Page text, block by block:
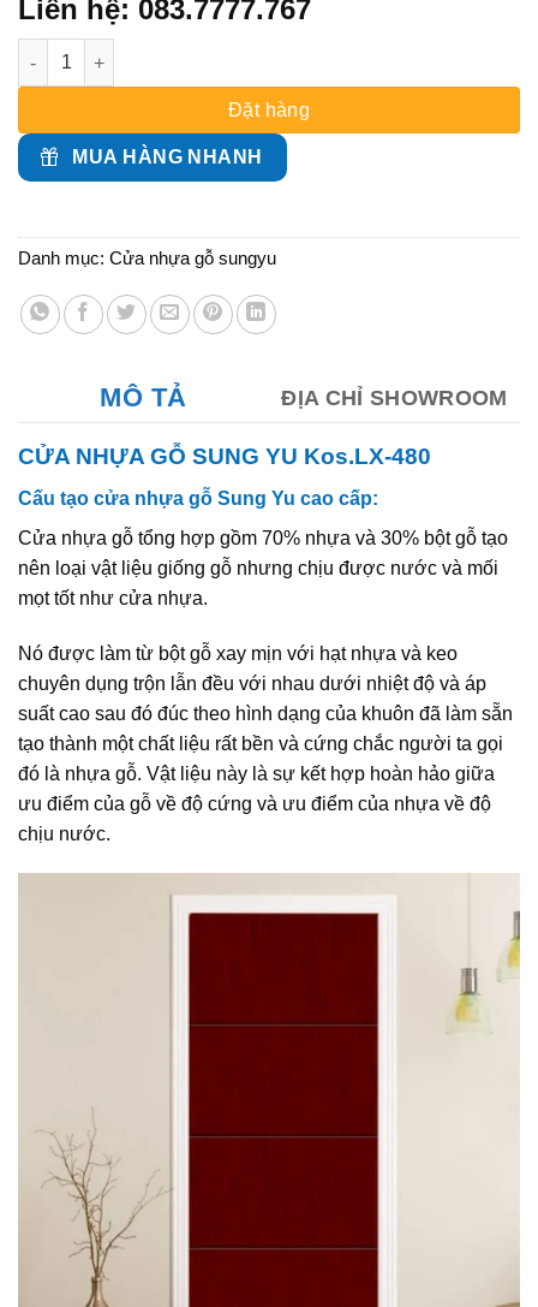
Liên hệ: 083.7777.767
CỬA NHỰA GỖ SUNG YU Kos.LX-480 số lượng
Đặt hàng
MUA HÀNG NHANH
Danh mục: Cửa nhựa gỗ sungyu
MÔ TẢ ĐỊA CHỈ SHOWROOM
CỬA NHỰA GỖ SUNG YU Kos.LX-480
Cấu tạo cửa nhựa gỗ Sung Yu cao cấp:
Cửa nhựa gỗ tổng hợp gồm 70% nhựa và 30% bột gỗ tạo
nên loại vật liệu giống gỗ nhưng chịu được nước và mối
mọt tốt như cửa nhựa.
Nó được làm từ bột gỗ xay mịn với hạt nhựa và keo
chuyên dụng trộn lẫn đều với nhau dưới nhiệt độ và áp
suất cao sau đó đúc theo hình dạng của khuôn đã làm sẵn
tạo thành một chất liệu rất bền và cứng chắc người ta gọi
đó là nhựa gỗ. Vật liệu này là sự kết hợp hoàn hảo giữa
ưu điểm của gỗ về độ cứng và ưu điểm của nhựa về độ
chịu nước.